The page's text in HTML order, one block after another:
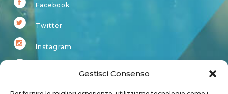
Gestisci Consenso
Facebook
Twitter
Instagram